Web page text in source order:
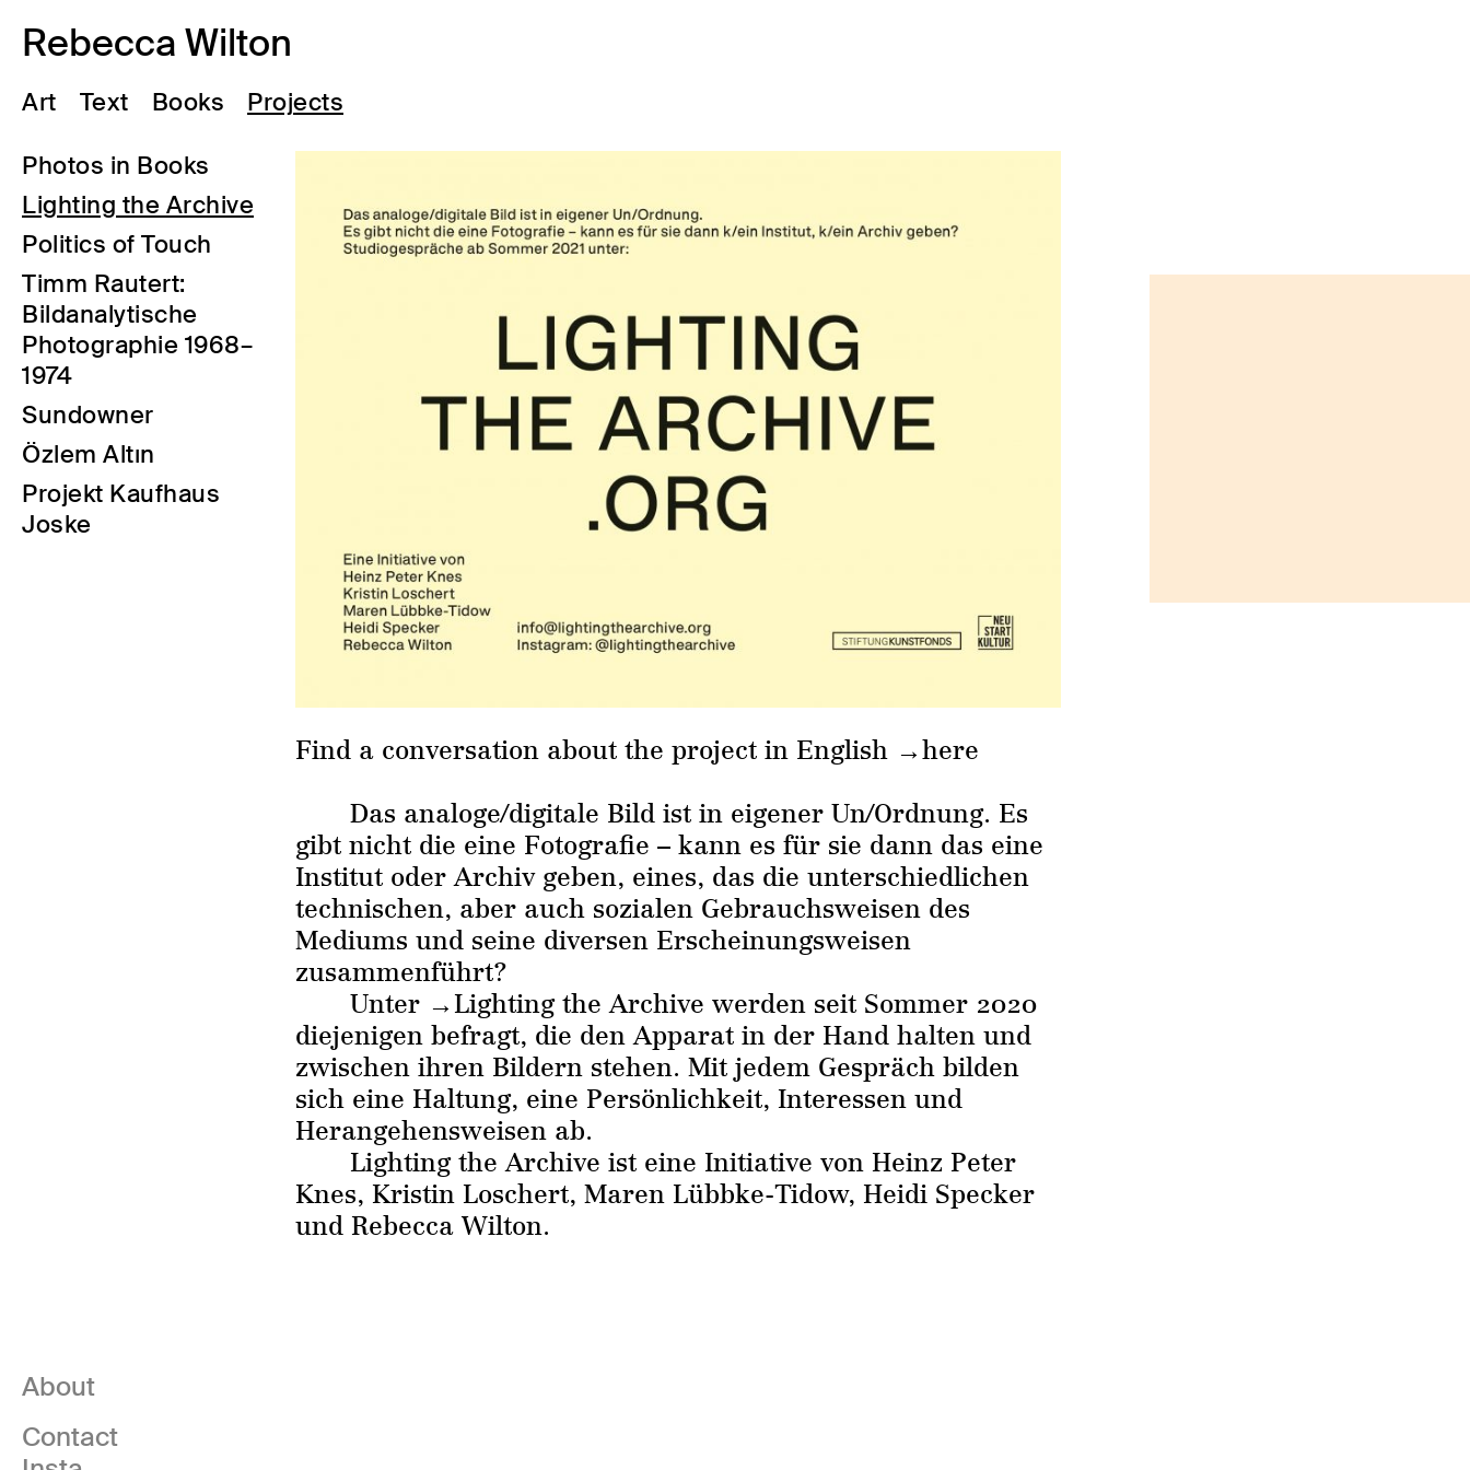
Rebecca Wilton
Art Text Books
Projects
Photos in Books
Lighting the Archive
Politics of Touch
Timm Rautert:
Bildanalytische
Photographie 1968–
1974
Sundowner
Özlem Altın
Projekt Kaufhaus
Joske
Find a conversation about the project in English →here
Das analoge/digitale Bild ist in eigener Un/Ordnung. Es
gibt nicht die eine Fotografie – kann es für sie dann das eine
Institut oder Archiv geben, eines, das die unterschiedlichen
technischen, aber auch sozialen Gebrauchsweisen des
Mediums und seine diversen Erscheinungsweisen
zusammenführt?
Unter →Lighting the Archive werden seit Sommer 2020
diejenigen befragt, die den Apparat in der Hand halten und
zwischen ihren Bildern stehen. Mit jedem Gespräch bilden
sich eine Haltung, eine Persönlichkeit, Interessen und
Herangehensweisen ab.
Lighting the Archive ist eine Initiative von Heinz Peter
Knes, Kristin Loschert, Maren Lübbke-Tidow, Heidi Specker
und Rebecca Wilton.
About
Contact